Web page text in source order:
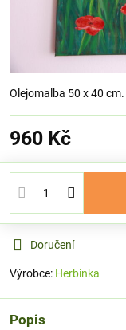
Olejomalba 50 x 40 cm.
960 Kč
Doručení
Výrobce: Herbinka
Popis